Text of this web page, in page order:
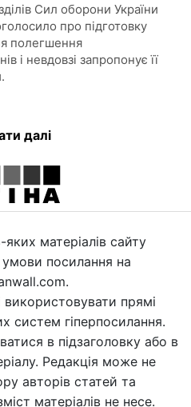
Сил оборони України
про підготовку
полегшення
і невдовзі запропонує її
далі
матеріалів сайту
посилання на
використовувати прямі
систем гіперпосилання.
в підзаголовку або в
Редакція може не
авторів статей та
матеріалів не несе.